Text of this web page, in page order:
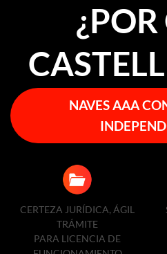
NAVES AAA
CERTEZA JURÍDICA, ÁGIL
TRÁMITE
PARA LICENCIA DE